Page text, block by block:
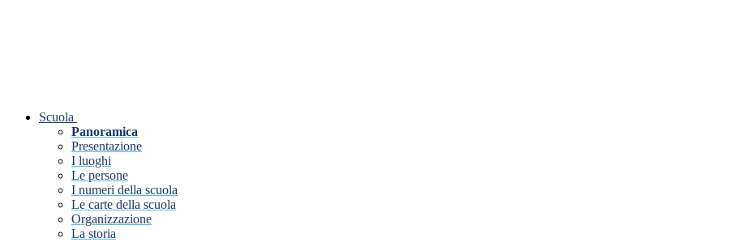
Scuola
Panoramica
Presentazione
I luoghi
Le persone
I numeri della scuola
Le carte della scuola
Organizzazione
La storia